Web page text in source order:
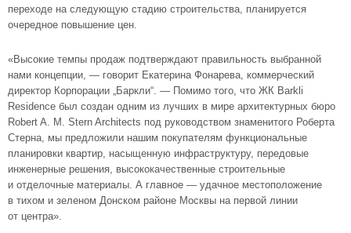
переходе на следующую стадию строительства, планируется
очередное повышение цен.
«Высокие темпы продаж подтверждают правильность выбранной
нами концепции, — говорит Екатерина Фонарева, коммерческий
директор Корпорации „Баркли“. — Помимо того, что ЖК Barkli
Residence был создан одним из лучших в мире архитектурных бюро
Robert A. M. Stern Architects под руководством знаменитого Роберта
Стерна, мы предложили нашим покупателям функциональные
планировки квартир, насыщенную инфраструктуру, передовые
инженерные решения, высококачественные строительные
и отделочные материалы. А главное — удачное местоположение
в тихом и зеленом Донском районе Москвы на первой линии
от центра».